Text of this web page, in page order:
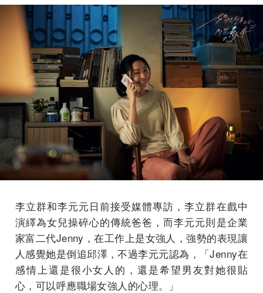
李立群和李元元日前接受媒體專訪，李立群在戲中
演繹為女兒操碎心的傳統爸爸，而李元元則是企業
家富二代Jenny，在工作上是女強人，強勢的表現讓
人感覺她是倒追邱澤，不過李元元認為，「Jenny在
感情上還是很小女人的，還是希望男友對她很貼
心，可以呼應職場女強人的心理。」